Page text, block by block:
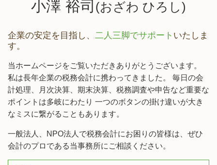
小澤 裕司 (おざわ ひろし)
企業の安定を目指し、 二人三脚でサポート いたしま
す。
当ホームページをご覧いただきありがとうございます。
私は長年企業の税務会計に携わってきました。 毎日の会
計処理、月次決算、期末決算、税務調査や申告など重要な
ポイントは多岐にわたり 一つのボタンの掛け違いが大き
なミスに繋がることもあります。
一般法人、NPO法人で税務会計にお困りの皆様は、ぜひ
会計のプロである当事務所にご相談ください。